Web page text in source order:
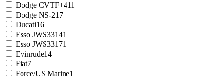
Dodge CVTF+411
Dodge NS-217
Ducati16
Esso JWS33141
Esso JWS33171
Evinrude14
Fiat7
Force/US Marine1